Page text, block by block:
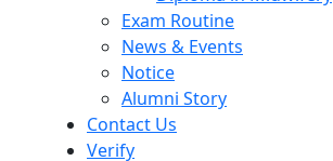
Exam Routine
News & Events
Notice
Alumni Story
Contact Us
Verify